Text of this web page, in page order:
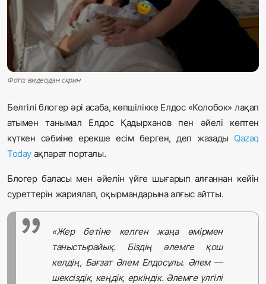
Жаңалықтар
Қоғам
Спорт
Журналистік зерттеу
Фото: видеодан скрин
Белгілі блогер әрі асаба, көпшілікке Елдос «Колобок» лақап
атымен танымал Елдос Қадырханов пен әйелі көптен
күткен сәбиіне ерекше есім берген, деп жазады Qazaq
Today ақпарат порталы.
Блогер баласы мен әйелін үйге шығарып алғаннан кейін
суреттерін жариялап, оқырмандарына алғыс айтты.
«Жер бетіне келген жаңа өмірмен
таныстырайық. Біздің әлемге қош
келдің, Бағзат Әлем Елдосұлы. Әлем —
шексіздік, кеңдік, еркіндік. Әлемге үлгілі